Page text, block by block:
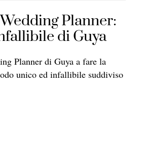
Planner:
di Guya
Planner di Guya a fare la
unico ed infallibile suddiviso